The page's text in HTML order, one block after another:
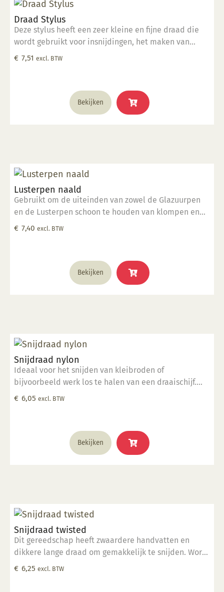
Draad Stylus
Deze stylus heeft een zeer kleine en fijne draad die
wordt gebruikt voor insnijdingen, het maken van
groeven van verschillende grootte en het detailleren
€ 7,51 excl. BTW
Bekijken
Lusterpen naald
Gebruikt om de uiteinden van zowel de Glazuurpen
en de Lusterpen schoon te houden van klompen en
deeltjes.
€ 7,40 excl. BTW
Bekijken
Snijdraad nylon
Ideaal voor het snijden van kleibroden of
bijvoorbeeld werk los te halen van een draaischijf.
Gemaakt van hoogwaardig nylon.
€ 6,05 excl. BTW
Bekijken
Snijdraad twisted
Dit gereedschap heeft zwaardere handvatten en
dikkere lange draad om gemakkelijk te snijden. Wordt
geleverd in een hitteverzegelde polybag.
€ 6,25 excl. BTW